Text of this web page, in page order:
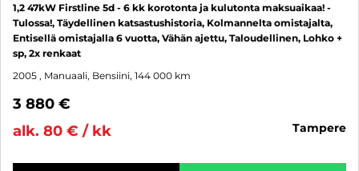
1,2 47kW Firstline 5d - 6 kk korotonta ja kulutonta maksuaikaa! -
Tulossa!, Täydellinen katsastushistoria, Kolmannelta omistajalta,
Entisellä omistajalla 6 vuotta, Vähän ajettu, Taloudellinen, Lohko +
sp, 2x renkaat
2005 , Manuaali, Bensiini, 144 000 km
3 880 €
alk. 80 € / kk
tampere